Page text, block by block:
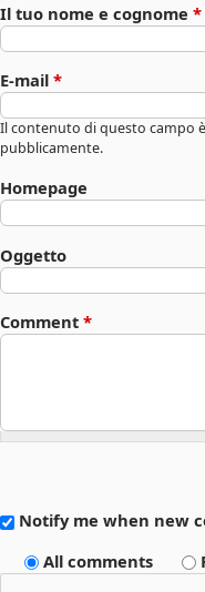
Il tuo nome e cognome *
E-mail *
Il contenuto di questo campo
pubblicamente.
Homepage
Oggetto
Comment *
Notify me when new
All comments